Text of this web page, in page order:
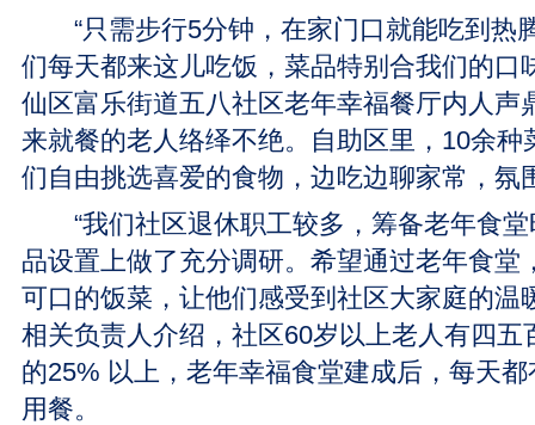
“只需步行5分钟，在家门口就能吃到热
们每天都来这儿吃饭，菜品特别合我们的
仙区富乐街道五八社区老年幸福餐厅内人声
来就餐的老人络绎不绝。自助区里，10余种
们自由挑选喜爱的食物，边吃边聊家常，氛
“我们社区退休职工较多，筹备老年食堂
品设置上做了充分调研。希望通过老年食堂
可口的饭菜，让他们感受到社区大家庭的温
相关负责人介绍，社区60岁以上老人有四五
的25% 以上，老年幸福食堂建成后，每天
用餐。